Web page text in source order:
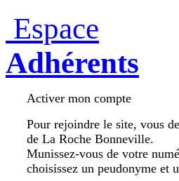
Espace
Adhérents
Activer mon compte
Pour rejoindre le site, vous
de La Roche Bonneville.
Munissez-vous de votre
choisissez un peudonyme et